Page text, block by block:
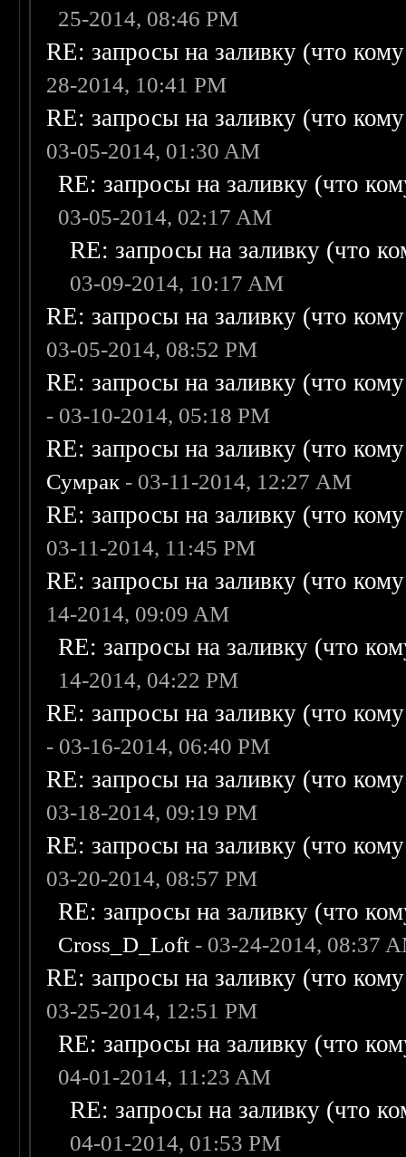
25-2014, 08:46 PM
RE: запросы на заливку (что
28-2014, 10:41 PM
RE: запросы на заливку (что
03-05-2014, 01:30 AM
RE: запросы на заливку (что
03-05-2014, 02:17 AM
RE: запросы на заливку (что
03-09-2014, 10:17 AM
RE: запросы на заливку (что
03-05-2014, 08:52 PM
RE: запросы на заливку (что
- 03-10-2014, 05:18 PM
RE: запросы на заливку (что
Сумрак - 03-11-2014, 12:27 AM
RE: запросы на заливку (что
03-11-2014, 11:45 PM
RE: запросы на заливку (что
14-2014, 09:09 AM
RE: запросы на заливку (что
14-2014, 04:22 PM
RE: запросы на заливку (что
- 03-16-2014, 06:40 PM
RE: запросы на заливку (что
03-18-2014, 09:19 PM
RE: запросы на заливку (что
03-20-2014, 08:57 PM
RE: запросы на заливку (что
Cross_D_Loft - 03-24-2014, 08:37
RE: запросы на заливку (что
03-25-2014, 12:51 PM
RE: запросы на заливку (что
04-01-2014, 11:23 AM
RE: запросы на заливку (что
04-01-2014, 01:53 PM